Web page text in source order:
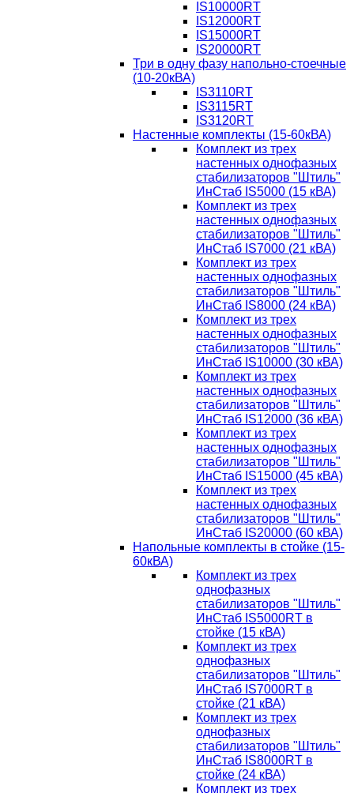
IS10000RT
IS12000RT
IS15000RT
IS20000RT
Три в одну фазу напольно-стоечные
(10-20кВА)
IS3110RT
IS3115RT
IS3120RT
Настенные комплекты (15-60кВА)
Комплект из трех
настенных однофазных
стабилизаторов "Штиль"
ИнСтаб IS5000 (15 кВА)
Комплект из трех
настенных однофазных
стабилизаторов "Штиль"
ИнСтаб IS7000 (21 кВА)
Комплект из трех
настенных однофазных
стабилизаторов "Штиль"
ИнСтаб IS8000 (24 кВА)
Комплект из трех
настенных однофазных
стабилизаторов "Штиль"
ИнСтаб IS10000 (30 кВА)
Комплект из трех
настенных однофазных
стабилизаторов "Штиль"
ИнСтаб IS12000 (36 кВА)
Комплект из трех
настенных однофазных
стабилизаторов "Штиль"
ИнСтаб IS15000 (45 кВА)
Комплект из трех
настенных однофазных
стабилизаторов "Штиль"
ИнСтаб IS20000 (60 кВА)
Напольные комплекты в стойке (15-
60кВА)
Комплект из трех
однофазных
стабилизаторов "Штиль"
ИнСтаб IS5000RT в
стойке (15 кВА)
Комплект из трех
однофазных
стабилизаторов "Штиль"
ИнСтаб IS7000RT в
стойке (21 кВА)
Комплект из трех
однофазных
стабилизаторов "Штиль"
ИнСтаб IS8000RT в
стойке (24 кВА)
Комплект из трех